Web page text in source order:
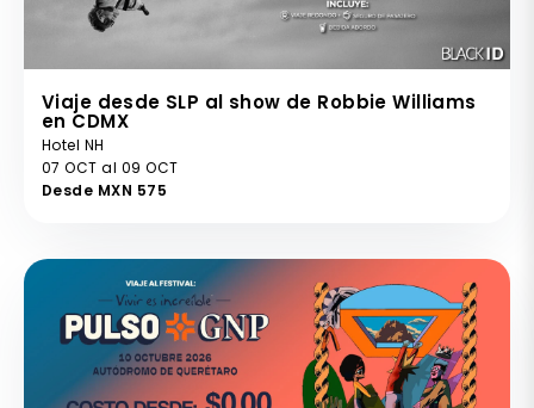
Viaje desde SLP al show de Robbie Williams
en CDMX
Hotel NH
07 OCT al 09 OCT
Desde MXN 575